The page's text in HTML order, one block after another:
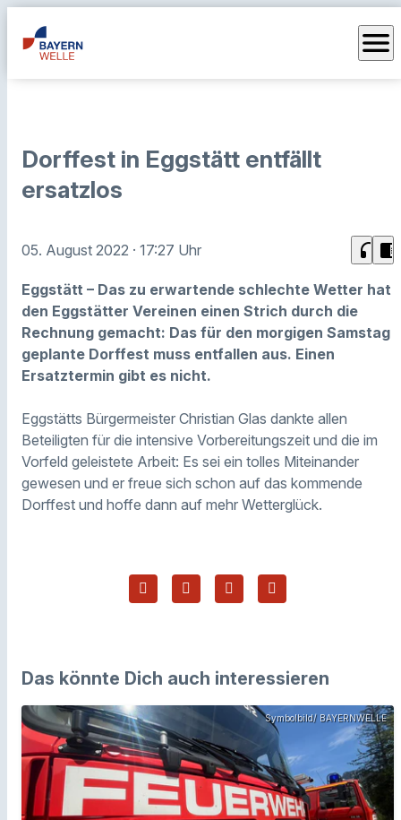
menu
Dorffest in Eggstätt entfällt
ersatzlos
05. August 2022 · 17:27 Uhr headphones chrome_reader_mode
Eggstätt – Das zu erwartende schlechte Wetter hat
den Eggstätter Vereinen einen Strich durch die
Rechnung gemacht: Das für den morgigen Samstag
geplante Dorffest muss entfallen aus. Einen
Ersatztermin gibt es nicht.
Eggstätts Bürgermeister Christian Glas dankte allen
Beteiligten für die intensive Vorbereitungszeit und die im
Vorfeld geleistete Arbeit: Es sei ein tolles Miteinander
gewesen und er freue sich schon auf das kommende
Dorffest und hoffe dann auf mehr Wetterglück.
Das könnte Dich auch interessieren
Symbolbild/ BAYERNWELLE